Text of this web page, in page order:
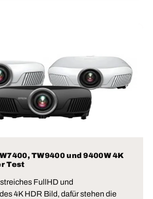
TW9400 und 9400W 4K
Test
FullHD und
4K HDR Bild, dafür stehen die